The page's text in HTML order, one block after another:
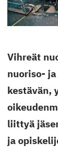
Vihreät
nuoriso-
kestävän,
liittyä
ja